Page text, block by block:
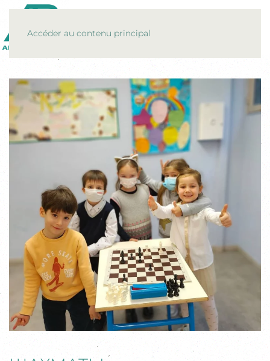
Accéder au contenu principal